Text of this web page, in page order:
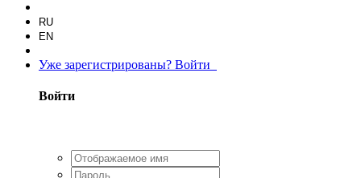
RU
EN
Уже зарегистрированы? Войти
Войти